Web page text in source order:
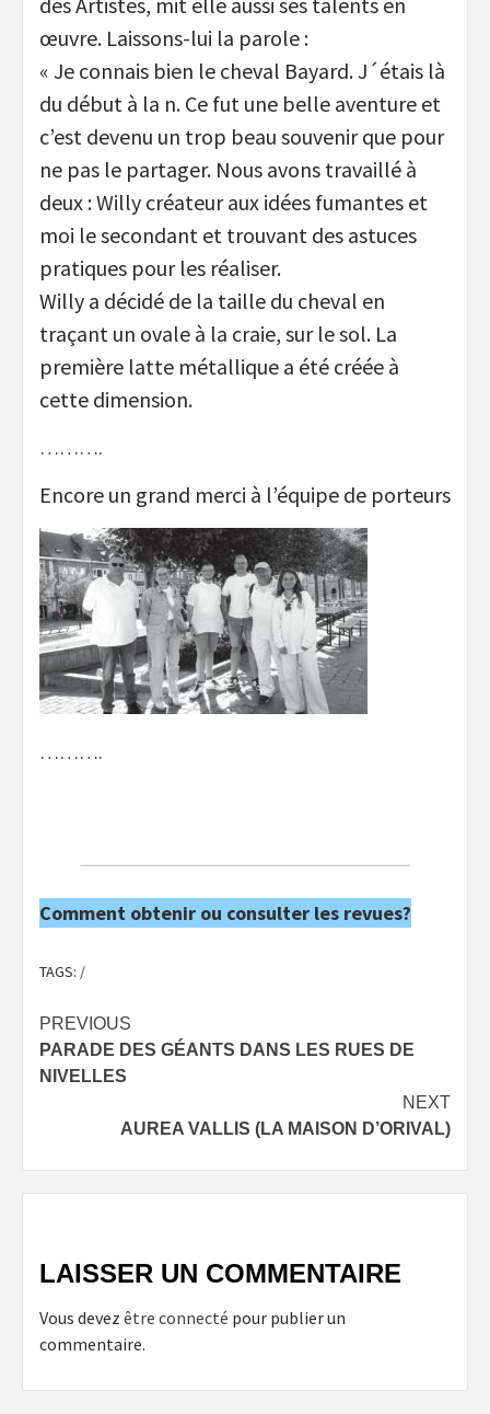
œuvre. Laissons-lui la parole :
« Je connais bien le cheval Bayard. J´étais là
du début à la n. Ce fut une belle aventure et
c’est devenu un trop beau souvenir que pour
ne pas le partager. Nous avons travaillé à
deux : Willy créateur aux idées fumantes et
moi le secondant et trouvant des astuces
pratiques pour les réaliser.
Willy a décidé de la taille du cheval en
traçant un ovale à la craie, sur le sol. La
première latte métallique a été créée à
cette dimension.
……….
Encore un grand merci à l’équipe de porteurs
……….
Comment obtenir ou consulter les revues?
TAGS: /
Post
navigation
PREVIOUS
PARADE DES GÉANTS DANS LES RUES DE
NIVELLES
NEXT
AUREA VALLIS (LA MAISON D’ORIVAL)
LAISSER UN COMMENTAIRE
Vous devez être connecté pour publier un
commentaire.